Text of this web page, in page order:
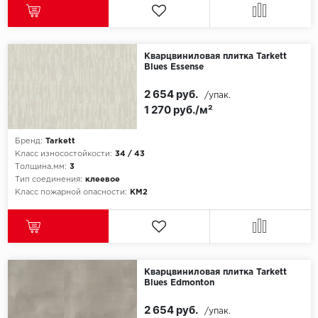
Кварцвиниловая плитка Tarkett
Blues Essense
Бренд: Tarkett
Класс износостойкости: 34 / 43
Толщина,мм: 3
Тип соединения: клеевое
Класс пожарной опасности:
КМ2
1 270 руб./м²
2 654 руб. /упак.
Кварцвиниловая плитка Tarkett
Blues Edmonton
2 654 руб. /упак.